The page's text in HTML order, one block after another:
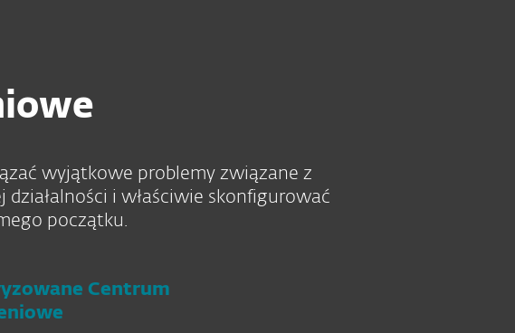
wyjątkowe problemy związane z
i właściwie skonfigurować
początku.
Centrum